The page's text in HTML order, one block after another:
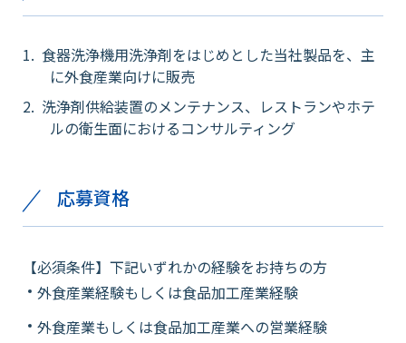
衛生サービス
食器洗浄機用洗浄剤をはじめとした当社製品を、主
に外食産業向けに販売
洗浄剤供給装置のメンテナンス、レストランやホテ
ルの衛生面におけるコンサルティング
応募資格
【必須条件】下記いずれかの経験をお持ちの方
外食産業経験もしくは食品加工産業経験
外食産業もしくは食品加工産業への営業経験